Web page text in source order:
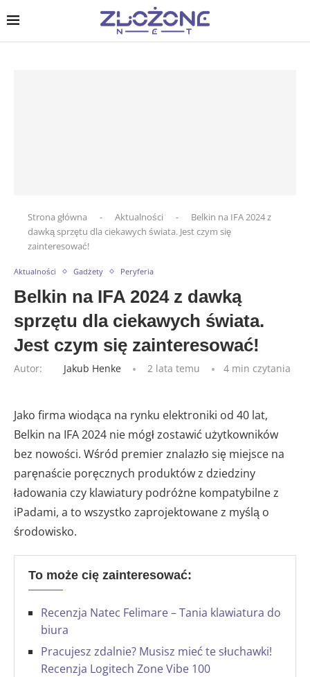
Strona główna - Aktualności -
Belkin na IFA 2024 z
dawką sprzętu dla ciekawych świata. Jest czym się
zainteresować!
Aktualności Gadżety Peryferia
Belkin na IFA 2024 z dawką
sprzętu dla ciekawych świata.
Jest czym się zainteresować!
Autor: Jakub Henke 2 lata temu 4 min czytania
Jako firma wiodąca na rynku elektroniki od 40 lat,
Belkin na IFA 2024 nie mógł zostawić użytkowników
bez nowości. Wśród premier znalazło się miejsce na
paręnaście poręcznych produktów z dziedziny
ładowania czy klawiatury podróżne kompatybilne z
iPadami, a to wszystko zaprojektowane z myślą o
środowisko.
To może cię zainteresować:
Recenzja Natec Felimare – Tania klawiatura do
biura
Pracujesz zdalnie? Musisz mieć te słuchawki!
Recenzja Logitech Zone Vibe 100